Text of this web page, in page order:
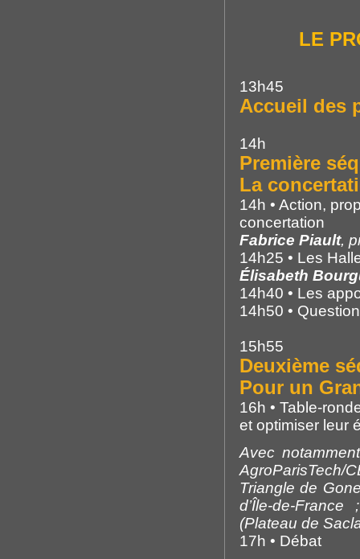
LE
13h45
Accueil des
14h
Première
La
14h • Action,
concertation
Fabrice Piault,
14h25 • Les
Élisabeth
14h40 • Les
14h50 •
15h55
Deuxième
Pour un
16h • Table-
et optimiser leur
Avec
Triangle de
d’Île-de-
(Plateau de
17h • Débat